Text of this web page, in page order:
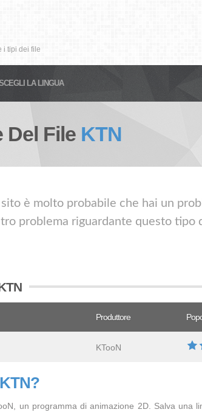
i tipi dei file
LA LINGUA
Del File KTN
è molto probabile che hai un
problema riguardante questo
Produttore
KTooN
un programma di animazione 2D. Salva una